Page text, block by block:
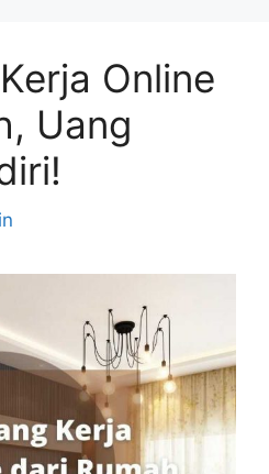
Online
Uang